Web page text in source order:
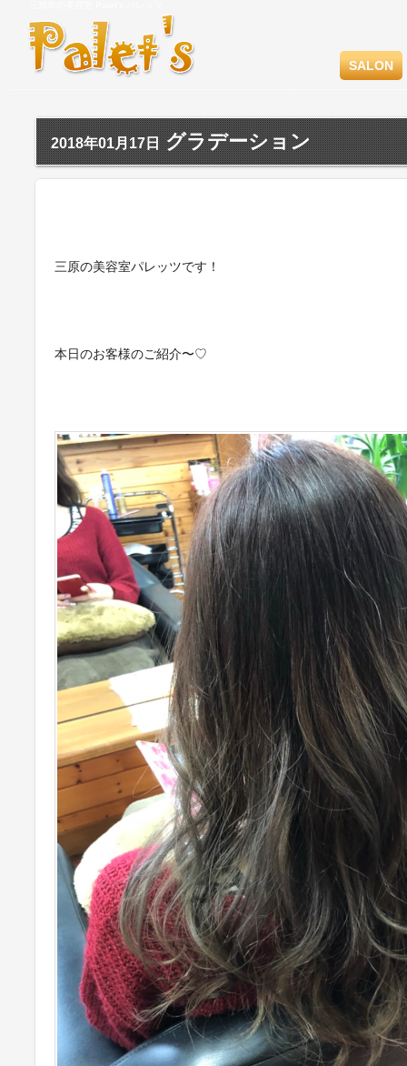
SALON
2018年01月17日 グラデーション
三原の美容室パレッツです！
本日のお客様のご紹介〜♡